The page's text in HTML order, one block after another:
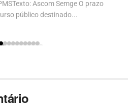
Ascom Semge O prazo
público destinado...